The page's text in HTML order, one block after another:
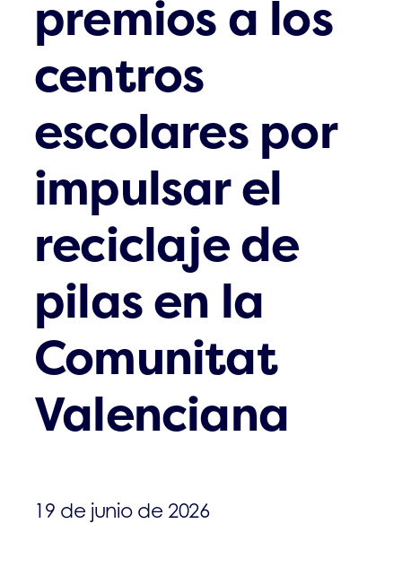
premios a los
centros
escolares por
impulsar el
reciclaje de
pilas en la
Comunitat
Valenciana
19 de junio de 2026